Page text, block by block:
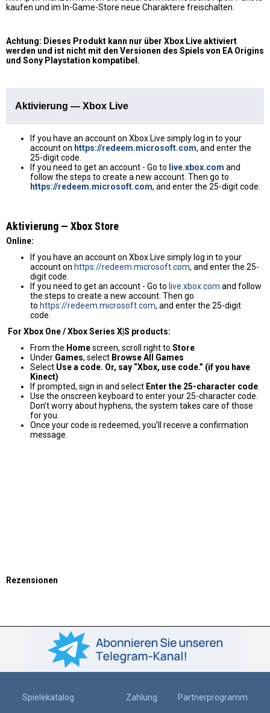
kaufen und im In-Game-Store neue Charaktere freischalten.
Achtung: Dieses Produkt kann nur über Xbox Live aktiviert
werden und ist nicht mit den Versionen des Spiels von EA Origins
und Sony Playstation kompatibel.
Aktivierung — Xbox Live
If you have an account on Xbox Live simply log in to your
account on https://redeem.microsoft.com, and enter the
25-digit code.
If you need to get an account - Go to live.xbox.com and
follow the steps to create a new account. Then go to
https://redeem.microsoft.com, and enter the 25-digit code.
Aktivierung — Хbox Store
Online:
If you have an account on Xbox Live simply log in to your
account on https://redeem.microsoft.com, and enter the 25-
digit code.
If you need to get an account - Go to live.xbox.com and follow
the steps to create a new account. Then go
to https://redeem.microsoft.com, and enter the 25-digit
code.
For Xbox One / Xbox Series X|S products:
From the Homescreen, scroll right to Store
Under Games, select Browse All Games
Select Use a code. Or, say “Xbox, use code.” (if you have
Kinect)
If prompted, sign in and select Enter the 25-character code
Use the onscreen keyboard to enter your 25-character code.
Don’t worry about hyphens, the system takes care of those
for you.
Once your code is redeemed, you’ll receive a confirmation
message.
Rezensionen
Spielekatalog Zahlung Partnerprogramm